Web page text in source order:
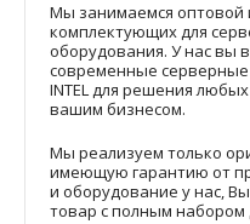
Мы занимаемся оптовой
комплектующих для
оборудования. У нас вы
современные серверные
INTEL для решения
вашим бизнесом.
Мы реализуем только
имеющую гарантию от
и оборудование у нас,
товар с полным набором